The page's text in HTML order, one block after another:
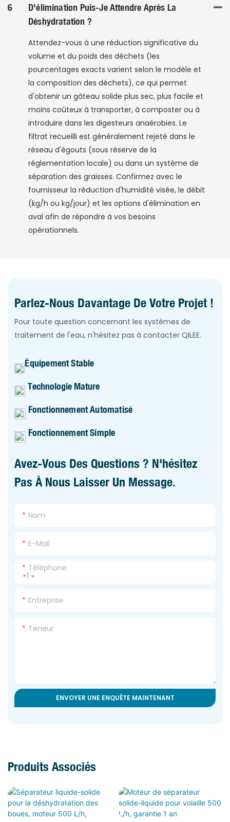
6
D'élimination Puis-Je Attendre Après La
Déshydratation ?
Attendez-vous à une réduction significative du
volume et du poids des déchets (les
pourcentages exacts varient selon le modèle et
la composition des déchets), ce qui permet
d'obtenir un gâteau solide plus sec, plus facile et
moins coûteux à transporter, à composter ou à
introduire dans les digesteurs anaérobies. Le
filtrat recueilli est généralement rejeté dans le
réseau d'égouts (sous réserve de la
réglementation locale) ou dans un système de
séparation des graisses. Confirmez avec le
fournisseur la réduction d'humidité visée, le débit
(kg/h ou kg/jour) et les options d'élimination en
aval afin de répondre à vos besoins
opérationnels.
Parlez-Nous Davantage De Votre Projet !
Pour toute question concernant les systèmes de
traitement de l'eau, n'hésitez pas à contacter QILEE.
Équipement Stable
Technologie Mature
Fonctionnement Automatisé
Fonctionnement Simple
Avez-Vous Des Questions ? N'hésitez
Pas À Nous Laisser Un Message.
Nom
E-Mail
+1
Téléphone
Entreprise
Teneur
ENVOYER UNE ENQUÊTE MAINTENANT
Produits Associés